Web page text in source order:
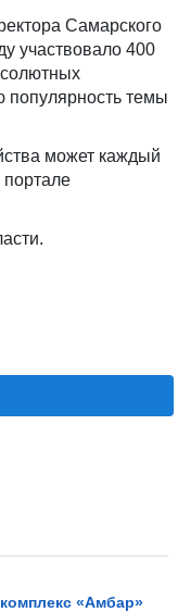
Самарского
участвовало 400
популярность темы
может каждый
«Амбар»